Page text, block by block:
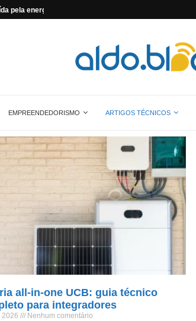
no...
EMPREENDEDORISMO ARTIGOS TÉCNICOS
all-in-one UCB: guia técnico
para integradores
2026 Nenhum comentário